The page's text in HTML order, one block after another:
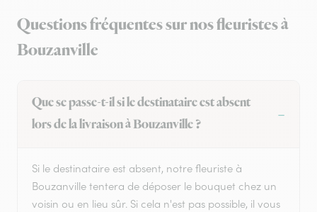
Questions fréquentes sur nos fleuristes à
Bouzanville
Que se passe-t-il si le destinataire est absent
lors de la livraison à Bouzanville ?
Si le destinataire est absent, notre fleuriste à
Bouzanville tentera de déposer le bouquet chez un
voisin ou en lieu sûr. Si cela n'est pas possible, il vous